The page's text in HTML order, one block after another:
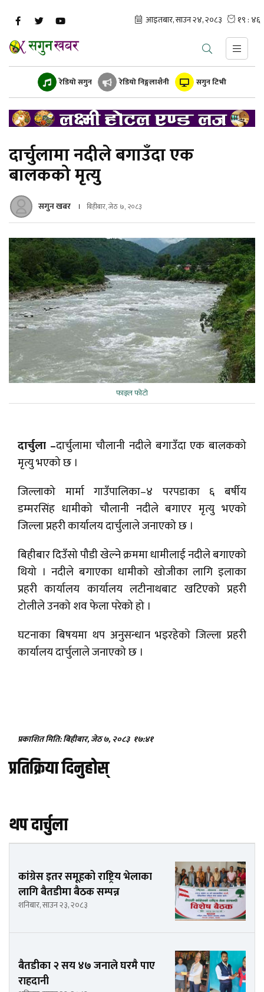
रेडियो सगुन रेडियो निङ्गलाशैनी सगुन टिभी
दार्चुलामा नदीले बगाउँदा एक
बालकको मृत्यु
सगुन खबर बिहीबार, जेठ ७, २०८३
फाइल फोटो
दार्चुला –दार्चुलामा चौलानी नदीले बगाउँदा एक बालकको
मृत्यु भएको छ ।
जिल्लाको मार्मा गाउँपालिका–४ परपडाका ६ बर्षीय
डम्मरसिंह धामीको चौलानी नदीले बगाएर मृत्यु भएको
जिल्ला प्रहरी कार्यालय दार्चुलाले जनाएको छ ।
बिहीबार दिउँसो पौडी खेल्ने क्रममा धामीलाई नदीले बगाएको
थियो । नदीले बगाएका धामीको खोजीका लागि इलाका
प्रहरी कार्यालय कार्यालय लटीनाथबाट खटिएको प्रहरी
टोलीले उनको शव फेला परेको हो ।
घटनाका बिषयमा थप अनुसन्धान भइरहेको जिल्ला प्रहरी
कार्यालय दार्चुलाले जनाएको छ ।
प्रकाशित मिति: बिहीबार, जेठ ७, २०८३ १७:४१
प्रतिक्रिया दिनुहोस्
थप दार्चुला
कांग्रेस इतर समूहको राष्ट्रिय भेलाका
लागि बैतडीमा बैठक सम्पन्न
शनिबार, साउन २३, २०८३
बैतडीका २ सय ४७ जनाले घरमै पाए
राहदानी